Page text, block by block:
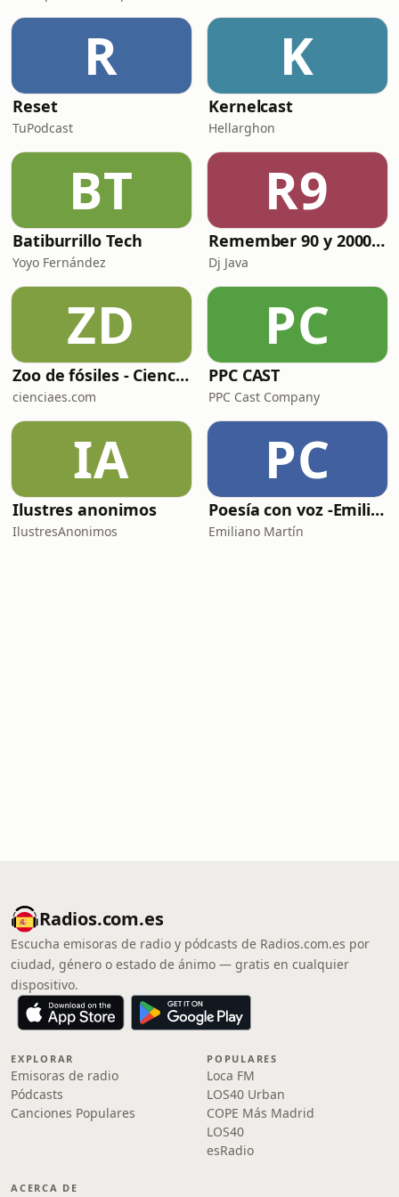
R
Reset
TuPodcast
K
Kernelcast
Hellarghon
BT
Batiburrillo Tech
Yoyo Fernández
R9
Remember 90 y 2000 en PLAY WITH ME by Dj Java
Dj Java
ZD
Zoo de fósiles - Cienciaes.com
cienciaes.com
PC
PPC CAST
PPC Cast Company
IA
Ilustres anonimos
IlustresAnonimos
PC
Poesía con voz -Emiliano Martín- Podcasts
Emiliano Martín
Radios.com.es
Escucha emisoras de radio y pódcasts de Radios.com.es por
ciudad, género o estado de ánimo — gratis en cualquier
dispositivo.
EXPLORAR
Emisoras de radio
Pódcasts
Canciones Populares
POPULARES
Loca FM
LOS40 Urban
COPE Más Madrid
LOS40
esRadio
ACERCA DE